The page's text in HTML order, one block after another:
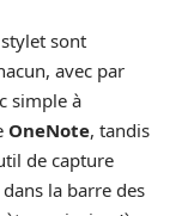
sont
avec par
simple à
OneNote, tandis
de capture
la barre des